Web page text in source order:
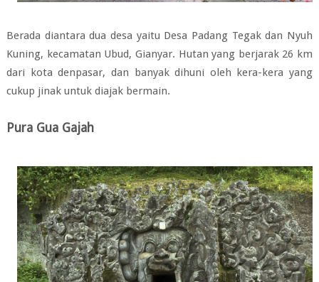
Berada diantara dua desa yaitu Desa Padang Tegak dan Nyuh
Kuning, kecamatan Ubud, Gianyar. Hutan yang berjarak 26 km
dari kota denpasar, dan banyak dihuni oleh kera-kera yang
cukup jinak untuk diajak bermain.
Pura Gua Gajah